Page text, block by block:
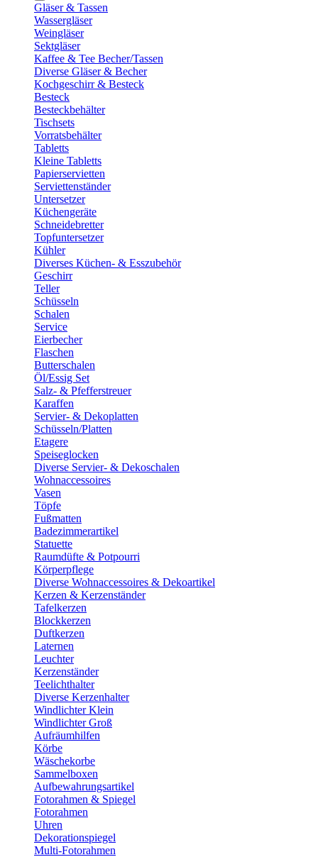
Gläser & Tassen
Wassergläser
Weingläser
Sektgläser
Kaffee & Tee Becher/Tassen
Diverse Gläser & Becher
Kochgeschirr & Besteck
Besteck
Besteckbehälter
Tischsets
Vorratsbehälter
Tabletts
Kleine Tabletts
Papierservietten
Serviettenständer
Untersetzer
Küchengeräte
Schneidebretter
Topfuntersetzer
Kühler
Diverses Küchen- & Esszubehör
Geschirr
Teller
Schüsseln
Schalen
Service
Eierbecher
Flaschen
Butterschalen
Öl/Essig Set
Salz- & Pfefferstreuer
Karaffen
Servier- & Dekoplatten
Schüsseln/Platten
Etagere
Speiseglocken
Diverse Servier- & Dekoschalen
Wohnaccessoires
Vasen
Töpfe
Fußmatten
Badezimmerartikel
Statuette
Raumdüfte & Potpourri
Körperpflege
Diverse Wohnaccessoires & Dekoartikel
Kerzen & Kerzenständer
Tafelkerzen
Blockkerzen
Duftkerzen
Laternen
Leuchter
Kerzenständer
Teelichthalter
Diverse Kerzenhalter
Windlichter Klein
Windlichter Groß
Aufräumhilfen
Körbe
Wäschekorbe
Sammelboxen
Aufbewahrungsartikel
Fotorahmen & Spiegel
Fotorahmen
Uhren
Dekorationspiegel
Multi-Fotorahmen